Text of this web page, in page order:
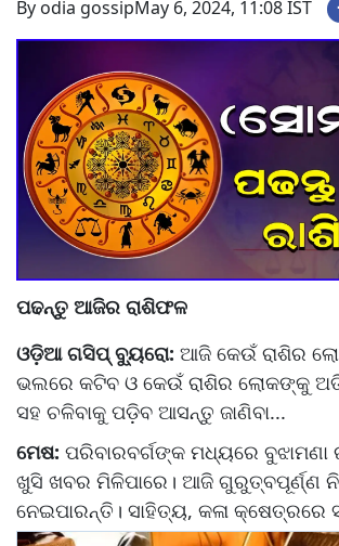
By odia gossipMay 6, 2024, 11:08 IST
ପଢନ୍ତୁ ଆଜିର ରାଶିଫଳ
ଓଡ଼ିଆ ଗସିପ୍ ବ୍ୟୁରୋ: ଆଜି କେଉଁ ରାଶିର
ଭଲରେ କଟିବ ଓ କେଉଁ ରାଶିର ଲୋକଙ୍କୁ ଅତି
ସହ ଚଳିବାକୁ ପଡ଼ିବ ଆସନ୍ତୁ ଜାଣିବା...
ମେଷ: ପରିବାରବର୍ଗଙ୍କ ମଧ୍ୟରେ ବୁଝାମଣା
ଖୁସି ଖବର ମିଳିପାରେ। ଆଜି ଗୁରୁତ୍ବପୂର୍ଣ୍ଣ
ନେଇପାରନ୍ତି। ସାହିତ୍ୟ, କଳା କ୍ଷେତ୍ରରେ